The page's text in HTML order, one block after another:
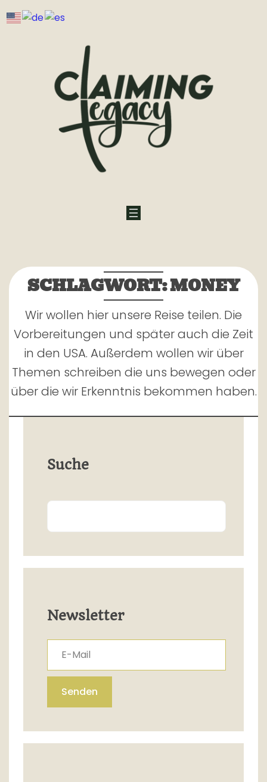
SCHLAGWORT:MONEY
Wir wollen hier unsere Reise teilen. Die
Vorbereitungen und später auch die Zeit
in den USA. Außerdem wollen wir über
Themen schreiben die uns bewegen oder
über die wir Erkenntnis bekommen haben.
Suche
Search
Newsletter
E-Mail
Senden